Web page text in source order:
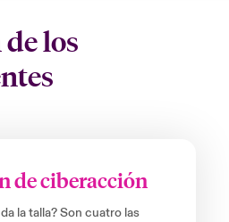
los
de ciberacción
la talla? Son cuatro las